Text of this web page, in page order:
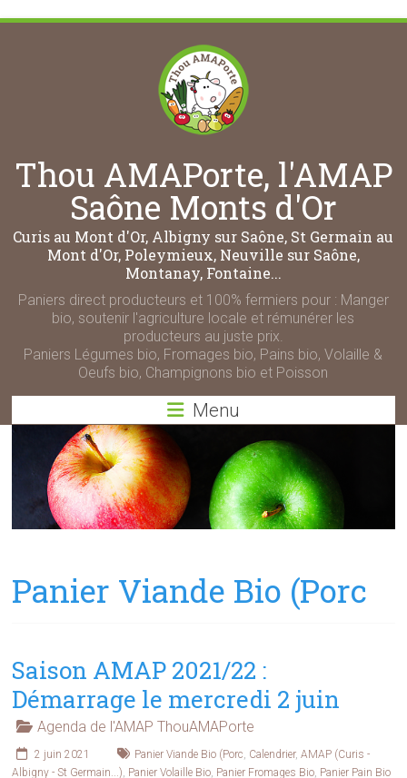
Thou AMAPorte, l'AMAP
Saône Monts d'Or
Curis au Mont d'Or, Albigny sur Saône, St Germain au
Mont d'Or, Poleymieux, Neuville sur Saône,
Montanay, Fontaine...
Paniers direct producteurs et 100% fermiers pour : Manger
bio, soutenir l'agriculture locale et rémunérer les
producteurs au juste prix.
Paniers Légumes bio, Fromages bio, Pains bio, Volaille &
Oeufs bio, Champignons bio et Poisson
Menu
Panier Viande Bio (Porc
Saison AMAP 2021/22 :
Démarrage le mercredi 2 juin
Agenda de l'AMAP ThouAMAPorte
2 juin 2021 Panier Viande Bio (Porc, Calendrier,AMAP (Curis -
Albigny - St Germain...), Panier Volaille Bio, Panier Fromages Bio, Panier Pain Bio